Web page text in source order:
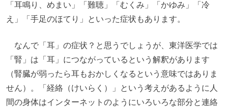
「耳鳴り、めまい」「難聴」「むくみ」「かゆみ」「冷
え」「手足のほてり」といった症状もあります。
なんで「耳」の症状？と思うでしょうが、東洋医学では
「腎」は「耳」につながっているという解釈があります
（腎臓が弱ったら耳もおかしくなるという意味ではありま
せん）。「経絡（けいらく）」という考えがあるように人
間の身体はインターネットのようにいろいろな部分と連絡